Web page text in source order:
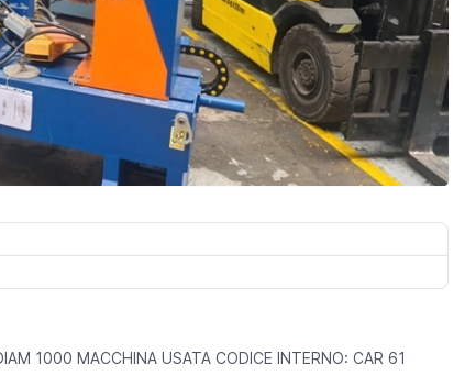
1000 MACCHINA USATA CODICE INTERNO: CAR 61